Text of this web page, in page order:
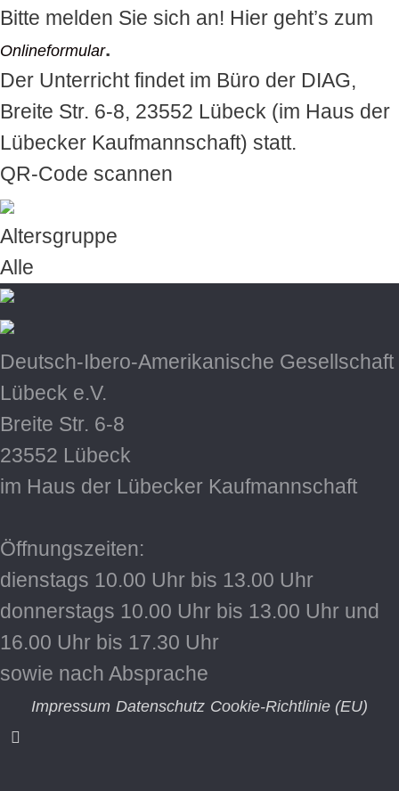
Bitte melden Sie sich an! Hier geht’s zum
Onlineformular.
Der Unterricht findet im Büro der DIAG,
Breite Str. 6-8, 23552 Lübeck (im Haus der
Lübecker Kaufmannschaft) statt.
QR-Code scannen
Altersgruppe
Alle
Deutsch-Ibero-Amerikanische Gesellschaft
Lübeck e.V.
Breite Str. 6-8
23552 Lübeck
im Haus der Lübecker Kaufmannschaft
Öffnungszeiten:
dienstags 10.00 Uhr bis 13.00 Uhr
donnerstags 10.00 Uhr bis 13.00 Uhr und
16.00 Uhr bis 17.30 Uhr
sowie nach Absprache
Impressum Datenschutz Cookie-Richtlinie (EU)